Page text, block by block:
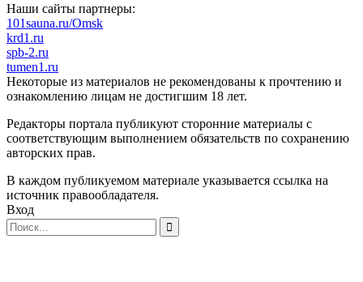
Наши сайты партнеры:
101sauna.ru/Omsk
krd1.ru
spb-2.ru
tumen1.ru
Некоторые из материалов не рекомендованы к прочтению и
ознакомлению лицам не достигшим 18 лет.
Редакторы портала публикуют сторонние материалы с
соответствующим выполнением обязательств по сохранению
авторских прав.
В каждом публикуемом материале указывается ссылка на
источник правообладателя.
Вход